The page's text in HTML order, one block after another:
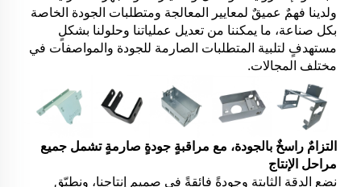
ولدينا فهمٌ عميقٌ لمعايير المعالجة ومتطلبات الجودة الخاصة
بكل صناعة، ما يمكننا من تعديل عملياتنا وحلولنا بشكلٍ
مستهدفٍ لتلبية المتطلبات الصارمة للجودة والمواصفات في
مختلف المجالات.
التزامٌ راسخٌ بالجودة، مع مراقبةٍ جودةٍ صارمةٍ تشمل جميع
مراحل الإنتاج
نضع الدقة الثابتة وجودةً فائقةً في صميم إنتاجنا، ونطبّق